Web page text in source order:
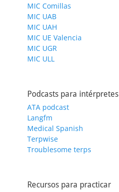
MIC Comillas
MIC UAB
MIC UAH
MIC UE Valencia
MIC UGR
MIC ULL
Podcasts para intérpretes
ATA podcast
Langfm
Medical Spanish
Terpwise
Troublesome terps
Recursos para practicar